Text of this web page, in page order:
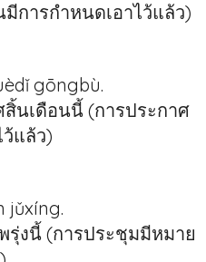
การกำหนดเอาไว้แล้ว)
gōngbù.
นเดือนนี้ (การประกาศ
แล้ว)
jǔxíng.
งนี้ (การประชุมมีหมาย